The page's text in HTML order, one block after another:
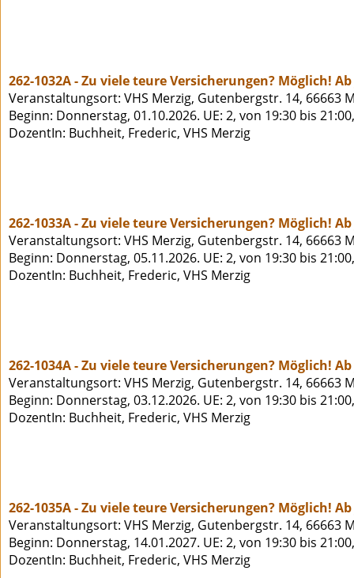
262-1032A - Zu viele teure Versicherungen? Möglich!
Veranstaltungsort: VHS Merzig, Gutenbergstr. 14, 66663
Beginn: Donnerstag, 01.10.2026. UE: 2, von 19:30 bis
DozentIn: Buchheit, Frederic, VHS Merzig
262-1033A - Zu viele teure Versicherungen? Möglich!
Veranstaltungsort: VHS Merzig, Gutenbergstr. 14, 66663
Beginn: Donnerstag, 05.11.2026. UE: 2, von 19:30 bis
DozentIn: Buchheit, Frederic, VHS Merzig
262-1034A - Zu viele teure Versicherungen? Möglich!
Veranstaltungsort: VHS Merzig, Gutenbergstr. 14, 66663
Beginn: Donnerstag, 03.12.2026. UE: 2, von 19:30 bis
DozentIn: Buchheit, Frederic, VHS Merzig
262-1035A - Zu viele teure Versicherungen? Möglich!
Veranstaltungsort: VHS Merzig, Gutenbergstr. 14, 66663
Beginn: Donnerstag, 14.01.2027. UE: 2, von 19:30 bis
DozentIn: Buchheit, Frederic, VHS Merzig